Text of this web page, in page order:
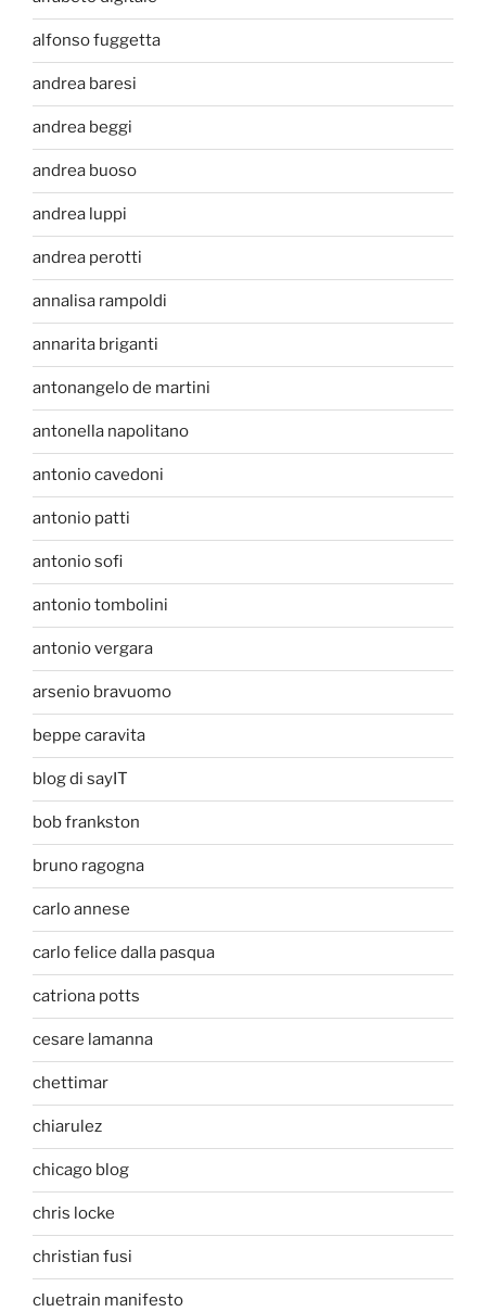
alfonso fuggetta
andrea baresi
andrea beggi
andrea buoso
andrea luppi
andrea perotti
annalisa rampoldi
annarita briganti
antonangelo de martini
antonella napolitano
antonio cavedoni
antonio patti
antonio sofi
antonio tombolini
antonio vergara
arsenio bravuomo
beppe caravita
blog di sayIT
bob frankston
bruno ragogna
carlo annese
carlo felice dalla pasqua
catriona potts
cesare lamanna
chettimar
chiarulez
chicago blog
chris locke
christian fusi
cluetrain manifesto